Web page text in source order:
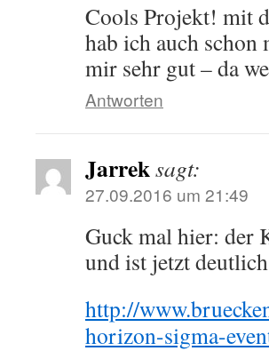
Cools Projekt! mit
hab ich auch
mir sehr gut – da
Antworten
Jarreksagt:
27.09.2016 um 21:49
Guck mal hier: der
und ist jetzt
http://
horizon-sigma-